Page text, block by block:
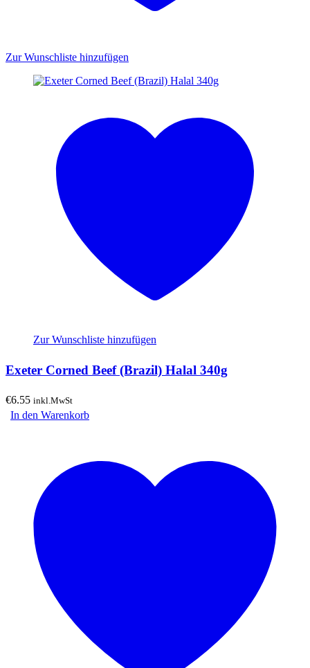
Zur Wunschliste hinzufügen
Zur Wunschliste hinzufügen
Exeter Corned Beef (Brazil) Halal 340g
€6.55 inkl.MwSt
In den Warenkorb